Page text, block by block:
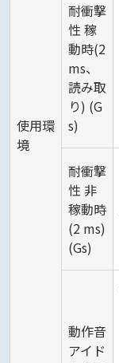
使用環
境
耐衝撃
性 稼
動時(2
ms、
読み取
り) (G
s)
耐衝撃
性 非
稼動時
(2 ms)
(Gs)
動作音
アイド